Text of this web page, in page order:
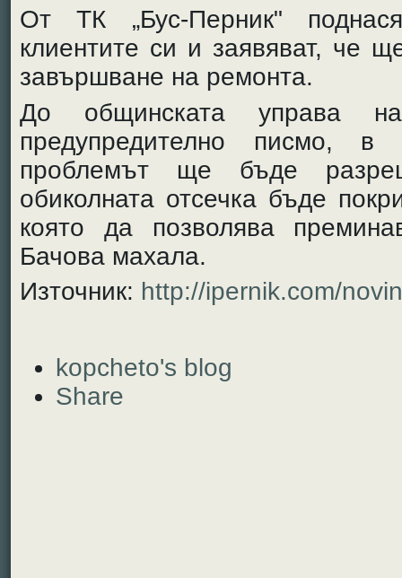
От ТК „Бус-Перник"
клиентите си и заявяват, че
завършване на ремонта.
До общинската управа
предупредително писмо,
проблемът ще бъде
обиколната отсечка бъде
която да позволява
Бачова махала.
Източник: http://ipernik.com/
kopcheto's blog
Share